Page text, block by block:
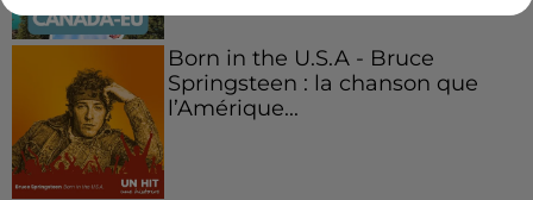
Born in the U.S.A - Bruce
Springsteen : la chanson que
l’Amérique...